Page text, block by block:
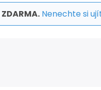
ZDARMA. Nenechte si